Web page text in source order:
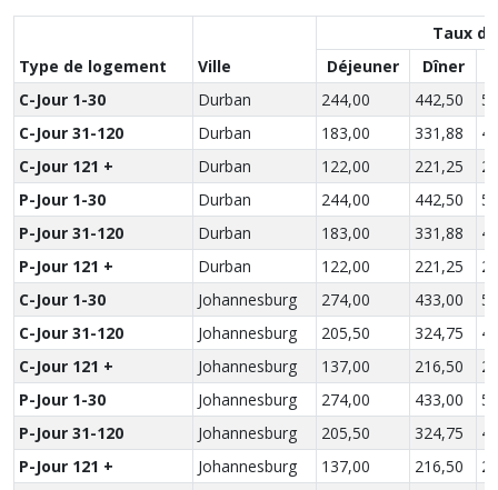
Type de logement Ville
Taux
Déjeuner
Dîner
C-Jour 1-30
Durban 244,00 442,50
C-Jour 31-120
Durban 183,00 331,88
C-Jour 121 +
Durban 122,00 221,25
P-Jour 1-30
Durban 244,00 442,50
P-Jour 31-120
Durban 183,00 331,88
P-Jour 121 +
Durban 122,00 221,25
C-Jour 1-30
Johannesburg 274,00 433,00
C-Jour 31-120
Johannesburg 205,50 324,75
C-Jour 121 +
Johannesburg 137,00 216,50
P-Jour 1-30
Johannesburg 274,00 433,00
P-Jour 31-120
Johannesburg 205,50 324,75
P-Jour 121 +
Johannesburg 137,00 216,50